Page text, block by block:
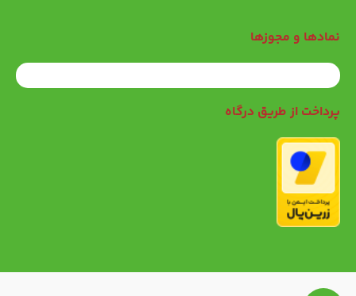
نمادها و مجوزها
پرداخت از طریق درگاه